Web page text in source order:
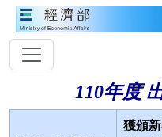
110年度
獲頒